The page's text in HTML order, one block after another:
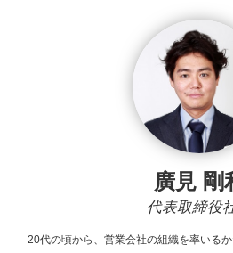
廣見 剛
代表取締役
20代の頃から、営業会社の組織を率いる